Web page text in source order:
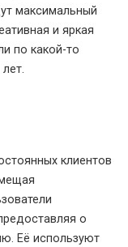
максимальный
и яркая
по какой-то
клиентов
о
Её используют